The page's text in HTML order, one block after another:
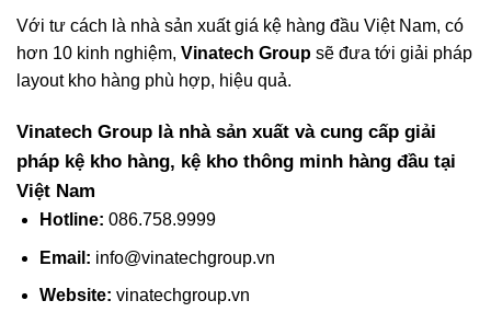
Với tư cách là nhà sản xuất giá kệ hàng đầu Việt Nam, có
hơn 10 kinh nghiệm, Vinatech Group sẽ đưa tới giải pháp
layout kho hàng phù hợp, hiệu quả.
Vinatech Group là nhà sản xuất và cung cấp giải
pháp kệ kho hàng, kệ kho thông minh hàng đầu tại
Việt Nam
Hotline: 086.758.9999
Email : info@vinatechgroup.vn
Website: vinatechgroup.vn